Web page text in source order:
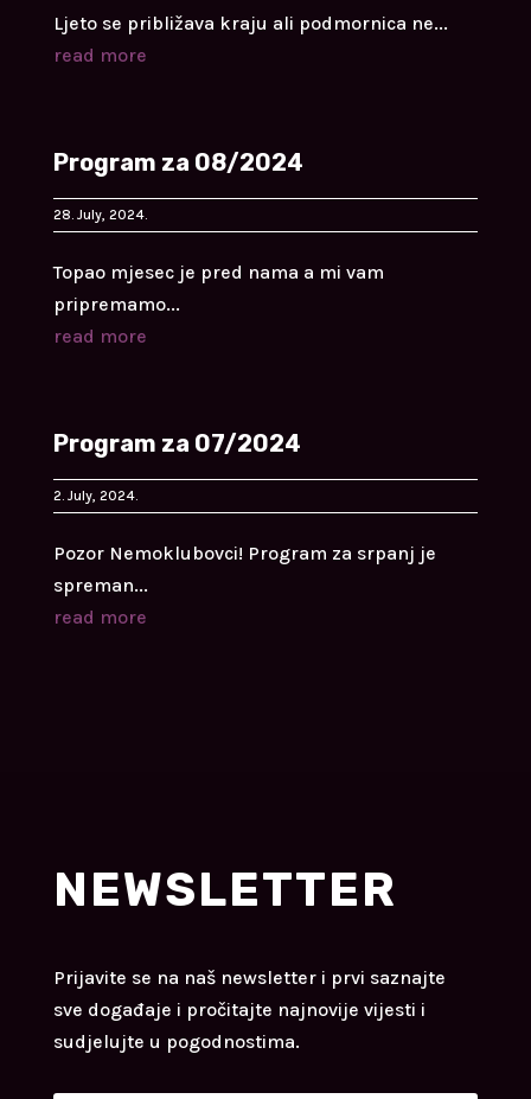
Ljeto se približava kraju ali podmornica ne...
read more
Program za 08/2024
28. July, 2024.
Topao mjesec je pred nama a mi vam
pripremamo...
read more
Program za 07/2024
2. July, 2024.
Pozor Nemoklubovci! Program za srpanj je
spreman...
read more
NEWSLETTER
Prijavite se na naš newsletter i prvi saznajte
sve događaje i pročitajte najnovije vijesti i
sudjelujte u pogodnostima.